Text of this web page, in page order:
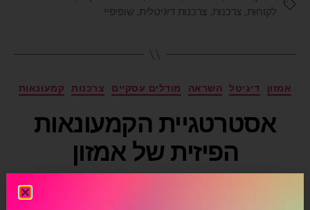
לקוחות, צרכנות, צרכנות דיגיטלית, שופיפיי
אמזון דיגיטל השראה מודלים עסקיים צרכנות קמעונאות
אסטרטגיית הקמעונאות
הפיזית של אמזון
אין תגובות